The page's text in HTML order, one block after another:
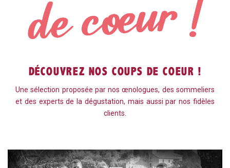
DÉCOUVREZ NOS COUPS DE COEUR !
Une sélection proposée par nos œnologues, des sommeliers
et des experts de la dégustation, mais aussi par nos fidèles
clients.